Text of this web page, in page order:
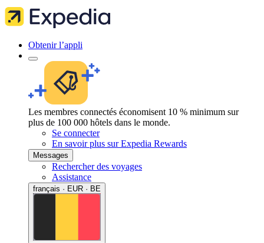
Obtenir l’appli
Les membres connectés économisent 10 % minimum sur
plus de 100 000 hôtels dans le monde.
Se connecter
En savoir plus sur Expedia Rewards
Messages
Rechercher des voyages
Assistance
français · EUR · BE